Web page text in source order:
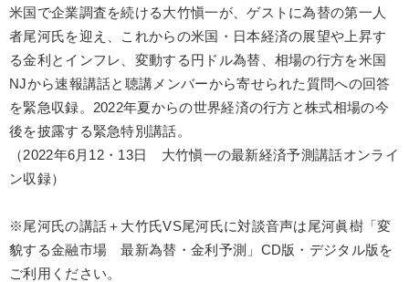
キーワード
仕事術・ビジネスハック 後継者 心を磨く DX
会長 入門篇
※「更新」を押すと「テーマ」「キーワード」を更新いただけます。
全国経営者セミナー収録物以外の経営教材（全762タイトル）からお探
しいただけます
米国で企業調査を続ける大竹愼一が、ゲストに為替の第一人
者尾河氏を迎え、これからの米国・日本経済の展望や上昇す
る金利とインフレ、変動する円ドル為替、相場の行方を米国
NJから速報講話と聴講メンバーから寄せられた質問への回答
を緊急収録。2022年夏からの世界経済の行方と株式相場の今
後を披露する緊急特別講話。
（2022年6月12・13日 大竹愼一の最新経済予測講話オンライ
ン収録）
※尾河氏の講話＋大竹氏VS尾河氏に対談音声は尾河眞樹「変
貌する金融市場 最新為替・金利予測」CD版・デジタル版を
ご利用ください。